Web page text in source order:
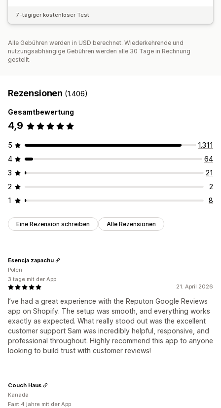
7-tägiger kostenloser Test
Alle Gebühren werden in USD berechnet. Wiederkehrende und
nutzungsabhängige Gebühren werden alle 30 Tage in Rechnung
gestellt.
Rezensionen (1.406)
Gesamtbewertung
4,9
5
1.311
4
64
3
21
2
2
1
8
Eine Rezension schreiben Alle Rezensionen
21. April 2026
I’ve had a great experience with the Reputon Google Reviews
app on Shopify. The setup was smooth, and everything works
exactly as expected. What really stood out was the excellent
customer support Sam was incredibly helpful, responsive, and
professional throughout. Highly recommend this app to anyone
looking to build trust with customer reviews!
Esencja zapachu
Polen
3 tage mit der App
Couch Haus
Kanada
Fast 4 jahre mit der App